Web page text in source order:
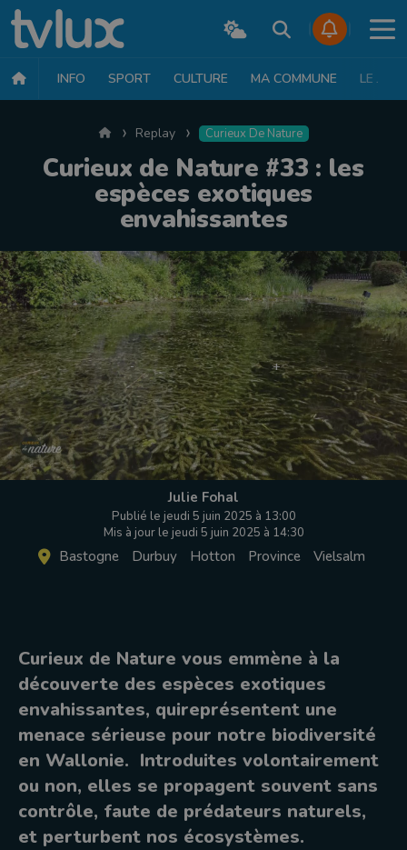
INFO SPORT CULTURE MA COMMUNE LE JT
AccueilReplay Curieux De Nature
Curieux de Nature #33 : les
espèces exotiques
envahissantes
Julie Fohal
Publié le jeudi 5 juin 2025 à 13:00
Mis à jour le jeudi 5 juin 2025 à 14:30
Bastogne Durbuy Hotton Province Vielsalm
Curieux de Nature vous emmène à la
découverte des espèces exotiques
envahissantes, quireprésentent une
menace sérieuse pour notre biodiversité
en Wallonie. Introduites volontairement
ou non, elles se propagent souvent sans
contrôle, faute de prédateurs naturels,
et perturbent nos écosystèmes.